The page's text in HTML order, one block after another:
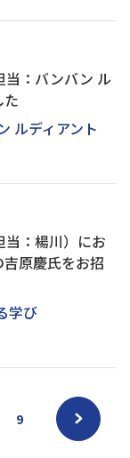
当：バンバン ル
た
ルディアント
当：楊川）にお
原慶氏をお招
学び
9